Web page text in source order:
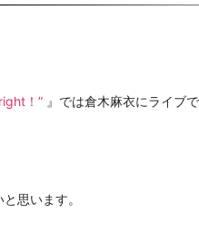
！” 』では倉木麻衣にライブ
思います。